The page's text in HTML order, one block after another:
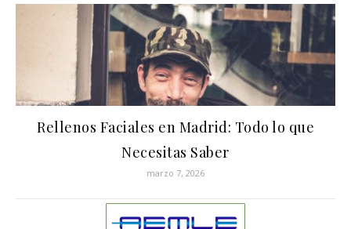
Rellenos Faciales en Madrid: Todo lo que
Necesitas Saber
marzo 7, 2026